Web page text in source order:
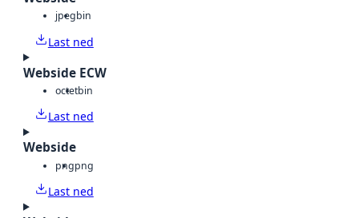
jpegbin
Last ned
Webside ECW
octetbin
Last ned
Webside
pngpng
Last ned